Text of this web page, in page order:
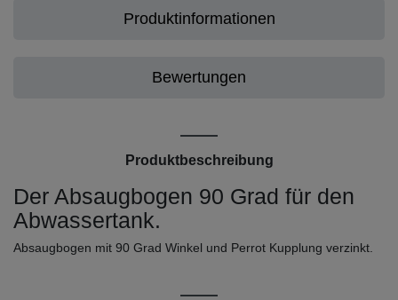
Produktinformationen
Bewertungen
Produktbeschreibung
Der Absaugbogen 90 Grad für den
Abwassertank.
Absaugbogen mit 90 Grad Winkel und Perrot Kupplung verzinkt.